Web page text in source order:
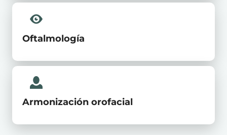
Oftalmología
Armonización orofacial